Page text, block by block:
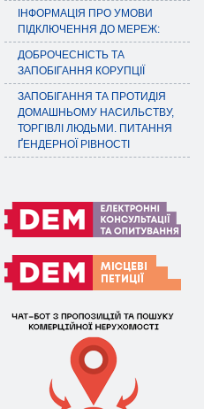
ІНФОРМАЦІЯ ПРО УМОВИ
ПІДКЛЮЧЕННЯ ДО МЕРЕЖ:
ДОБРОЧЕСНІСТЬ ТА
ЗАПОБІГАННЯ КОРУПЦІЇ
ЗАПОБІГАННЯ ТА ПРОТИДІЯ
ДОМАШНЬОМУ НАСИЛЬСТВУ,
ТОРГІВЛІ ЛЮДЬМИ. ПИТАННЯ
ҐЕНДЕРНОЇ РІВНОСТІ